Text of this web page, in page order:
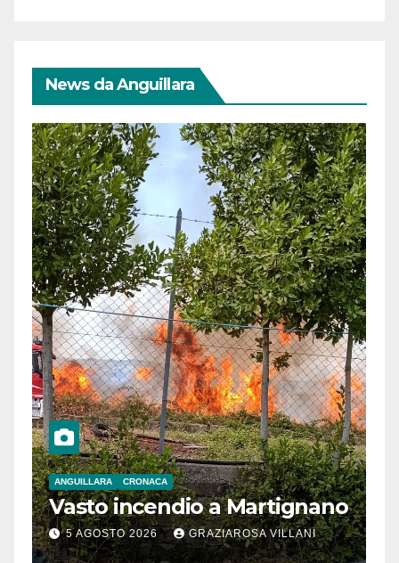
News da Anguillara
ANGUILLARA CRONACA
Vasto incendio a Martignano
5 AGOSTO 2026 GRAZIAROSA VILLANI